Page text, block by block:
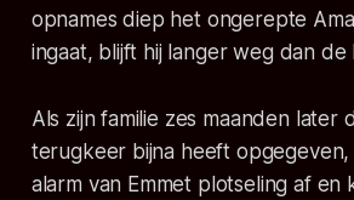
opnames diep het ongerepte
ingaat, blijft hij langer weg dan de
Als zijn familie zes maanden later
terugkeer bijna heeft
alarm van Emmet plotseling af en